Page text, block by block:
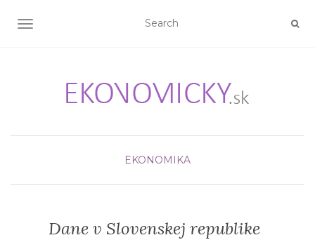
TOGGLE NAVIGATION
EKONOMIKA
Dane v Slovenskej republike